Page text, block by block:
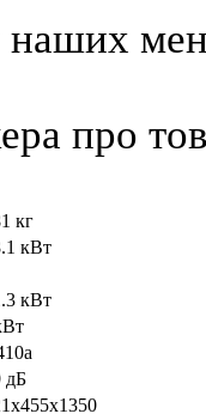
наших
про
кг
кВт
кВт
дБ